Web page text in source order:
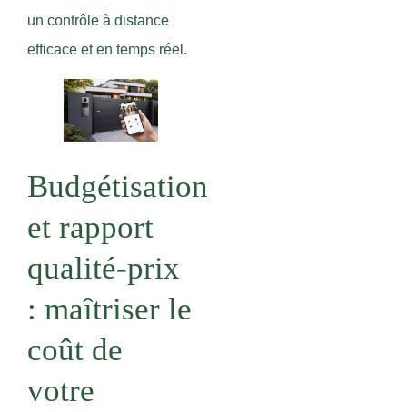
un contrôle à distance
efficace et en temps réel.
Budgétisation
et rapport
qualité-prix
: maîtriser le
coût de
votre